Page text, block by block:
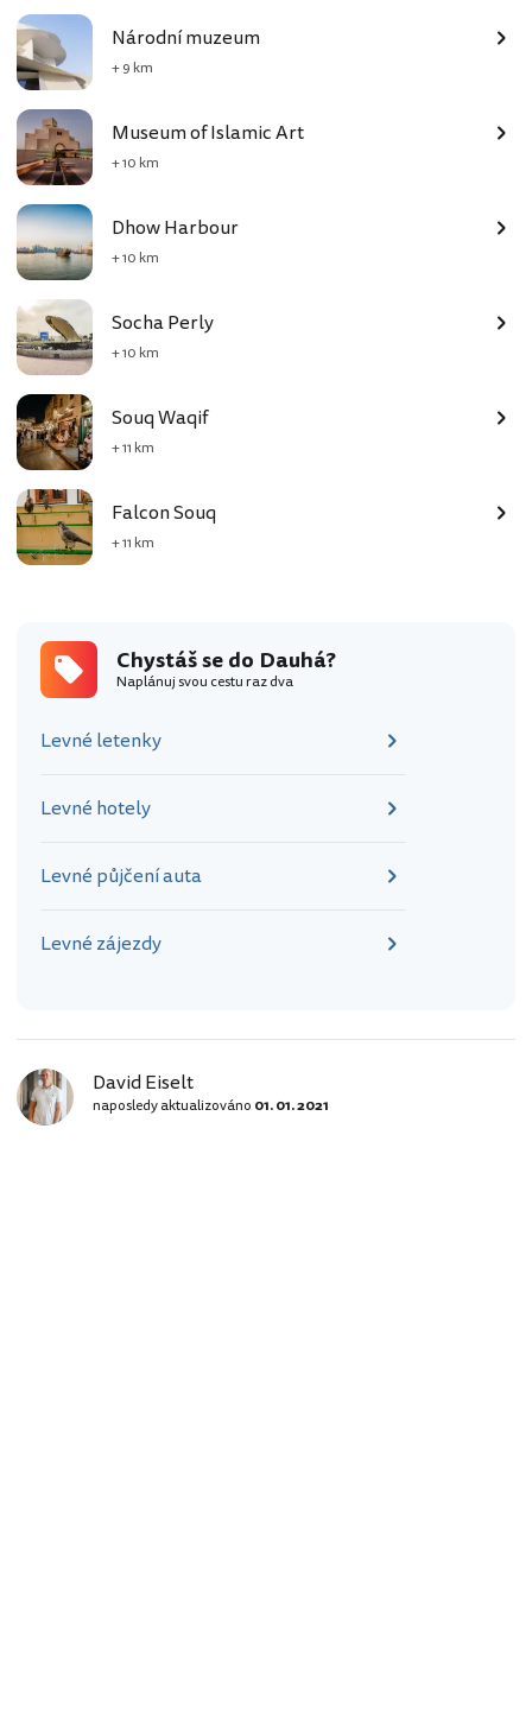
Národní muzeum
+ 9 km
Museum of Islamic Art
+ 10 km
Dhow Harbour
+ 10 km
Socha Perly
+ 10 km
Souq Waqif
+ 11 km
Falcon Souq
+ 11 km
Chystáš se do Dauhá?
Naplánuj svou cestu raz dva
Levné letenky
Levné hotely
Levné půjčení auta
Levné zájezdy
David Eiselt
naposledy aktualizováno 01. 01. 2021